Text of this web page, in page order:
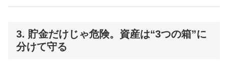
3. 貯金だけじゃ危険。資産は“3つの箱”に
分けて守る